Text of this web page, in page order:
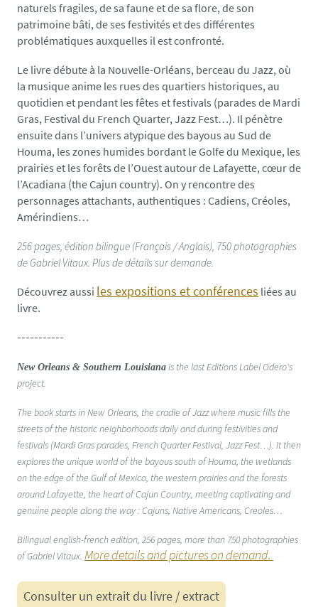
naturels fragiles, de sa faune et de sa flore, de son
patrimoine bâti, de ses festivités et des différentes
problématiques auxquelles il est confronté.
Le livre débute à la Nouvelle-Orléans, berceau du Jazz, où
la musique anime les rues des quartiers historiques, au
quotidien et pendant les fêtes et festivals (parades de Mardi
Gras, Festival du French Quarter, Jazz Fest…). Il pénètre
ensuite dans l’univers atypique des bayous au Sud de
Houma, les zones humides bordant le Golfe du Mexique, les
prairies et les forêts de l’Ouest autour de Lafayette, cœur de
l’Acadiana (the Cajun country). On y rencontre des
personnages attachants, authentiques : Cadiens, Créoles,
Amérindiens…
256 pages, édition bilingue (Français / Anglais), 750 photographies
de Gabriel Vitaux. Plus de détails sur demande.
Découvrez aussi les expositions et conférences liées au
livre.
-----------
New Orleans & Southern Louisiana is the last Editions Label Odero's
project.
The book starts in New Orleans, the cradle of Jazz where music fills the
streets of the historic neighborhoods daily and during festivities and
festivals (Mardi Gras parades, French Quarter Festival, Jazz Fest…). It then
explores the unique world of the bayous south of Houma, the wetlands
on the edge of the Gulf of Mexico, the western prairies and the forests
around Lafayette, the heart of Cajun Country, meeting captivating and
genuine people along the way : Cajuns, Native Americans, Creoles…
Bilingual english-french edition, 256 pages, more than 750 photographies
of Gabriel Vitaux. More details and pictures on demand.
Consulter un extrait du livre / extract